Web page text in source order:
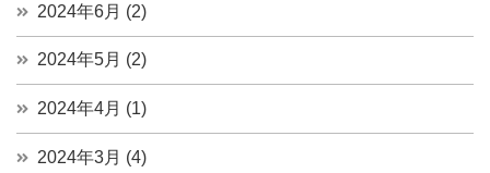
2024年6月 (2)
2024年5月 (2)
2024年4月 (1)
2024年3月 (4)